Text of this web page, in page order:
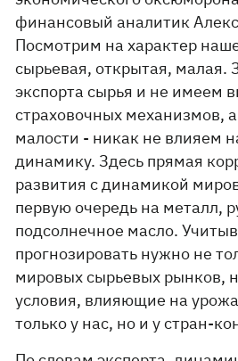
финансовый аналитик
Посмотрим на характер
сырьевая, открытая, малая.
экспорта сырья и не имеем
страховочных механизмов,
малости - никак не влияем
динамику. Здесь прямая
развития с динамикой
первую очередь на металл,
подсолнечное масло.
прогнозировать нужно не
мировых сырьевых рынков,
условия, влияющие на
только у нас, но и у стран-